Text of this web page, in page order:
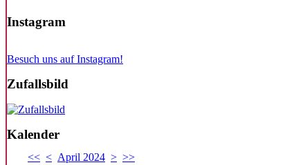
Instagram
Besuch uns auf Instagram!
Zufallsbild
Kalender
<< < April 2024 > >>